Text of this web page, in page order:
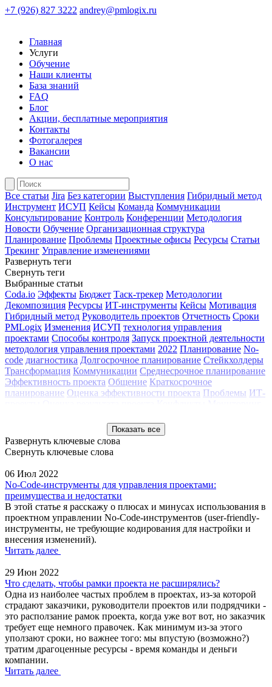
+7 (926) 827 3222 andrey@pmlogix.ru
Главная
Услуги
Обучение
Наши клиенты
База знаний
FAQ
Блог
Акции, бесплатные мероприятия
Контакты
Фотогалерея
Вакансии
О нас
Все статьи Jira Без категории Выступления Гибридный метод
Инструмент ИСУП Кейсы Команда Коммуникации
Консультирование Контроль Конференции Методология
Новости Обучение Организационная структура
Планирование Проблемы Проектные офисы Ресурсы Статьи
Трекинг Управление изменениями
Развернуть теги
Свернуть теги
Выбранные статьи
Coda.io Эффекты Бюджет Таск-трекер Методологии
Декомпозиция Ресурсы ИТ-инструменты Кейсы Мотивация
Гибридный метод Руководитель проектов Отчетность Сроки
PMLogix Изменения ИСУП технология управления
проектами Способы контроля Запуск проектной деятельности
методология управления проектами 2022 Планирование No-
code диагностика Долгосрочное планирование Стейкхолдеры
Трансформация Коммуникации Среднесрочное планирование
Эффективность проекта Общение Краткосрочное
планирование Оценка эффективности проекта Проблемы ИТ-
Исследование Обучение
Управление рисками
2021 2020 Управление командой
Вебинар Инструменты УП Клуб профессионалов
качества Конференция РМО 2017
Обзор
Проектный офис
проектов Тренды
портфелем Управление проектами
Показать все
Развернуть ключевые слова
Свернуть ключевые слова
06 Июл 2022
No-Code-инструменты для управления проектами:
преимущества и недостатки
В этой статье я расскажу о плюсах и минусах использования в
проектном управлении No-Code-инструментов (user-friendly-
инструменты, не требующие кодирования для настройки и
внесения изменений).
Читать далее
29 Июн 2022
Что сделать, чтобы рамки проекта не расширялись?
Одна из наиболее частых проблем в проектах, из-за которой
страдают заказчики, руководители проектов или подрядчики -
это расползание рамок проекта, когда уже вот вот, но заказчик
требует еще немного правочек. Как минимум из-за этого
уползают сроки, но важнее того: мы впустую (возможно?)
тратим драгоценные ресурсы - время команды и деньги
компании.
Читать далее